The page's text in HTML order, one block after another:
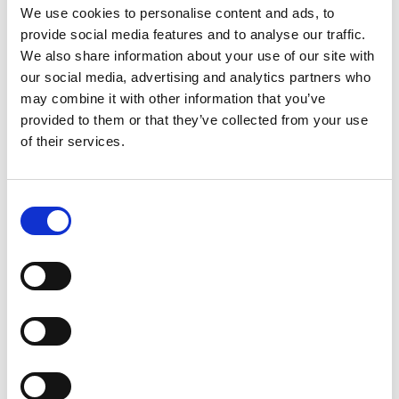
We use cookies to personalise content and ads, to
provide social media features and to analyse our traffic.
We also share information about your use of our site with
our social media, advertising and analytics partners who
may combine it with other information that you’ve
provided to them or that they’ve collected from your use
of their services.
Selection
leder till att huvudmannen
utvecklar förmågor och
kunskaper att systematiskt och
självständigt bedriva
förändrings- och